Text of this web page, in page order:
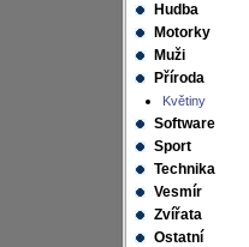
Hudba
Motorky
Muži
Příroda
Květiny
Software
Sport
Technika
Vesmír
Zvířata
Ostatní